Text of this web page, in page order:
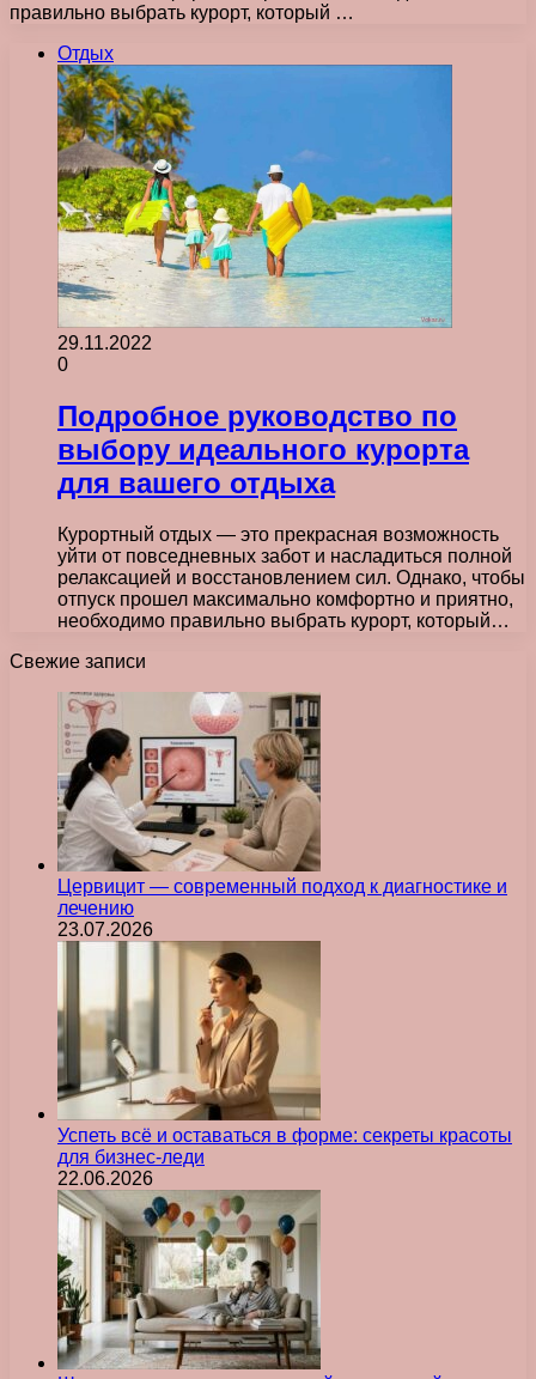
правильно выбрать курорт, который …
Отдых
29.11.2022
0
Подробное руководство по
выбору идеального курорта
для вашего отдыха
Курортный отдых — это прекрасная возможность
уйти от повседневных забот и насладиться полной
релаксацией и восстановлением сил. Однако, чтобы
отпуск прошел максимально комфортно и приятно,
необходимо правильно выбрать курорт, который…
Свежие записи
Цервицит — современный подход к диагностике и
лечению
23.07.2026
Успеть всё и оставаться в форме: секреты красоты
для бизнес-леди
22.06.2026